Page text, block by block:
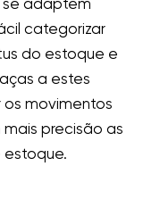
se adaptem
categorizar
do estoque e
a estes
movimentos
precisão as
estoque.